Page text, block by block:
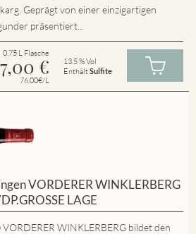
Geprägt von einer einzigartigen
präsentiert...
0.75 L Flasche
€
76.00€/L
13.5 % Vol
EnthältSulfite
VORDERER WINKLERBERG
LAGE
VORDERER WINKLERBERG bildet den